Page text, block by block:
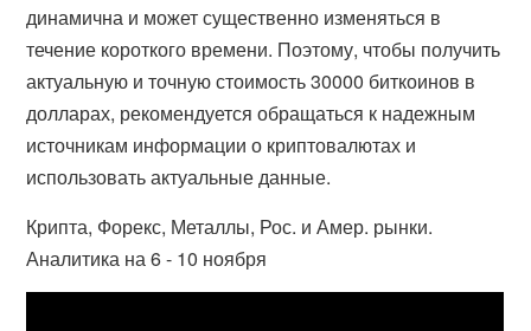
динамична и может существенно изменяться в
течение короткого времени. Поэтому, чтобы получить
актуальную и точную стоимость 30000 биткоинов в
долларах, рекомендуется обращаться к надежным
источникам информации о криптовалютах и
использовать актуальные данные.
Крипта, Форекс, Металлы, Рос. и Амер. рынки.
Аналитика на 6 - 10 ноября